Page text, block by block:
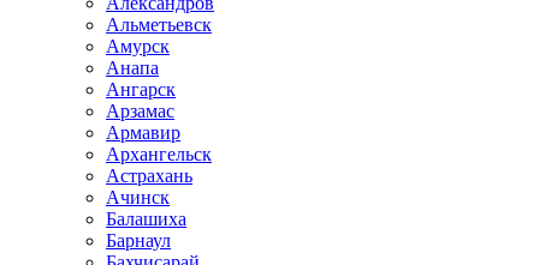
Альметьевск
Амурск
Анапа
Ангарск
Арзамас
Армавир
Архангельск
Астрахань
Ачинск
Балашиха
Барнаул